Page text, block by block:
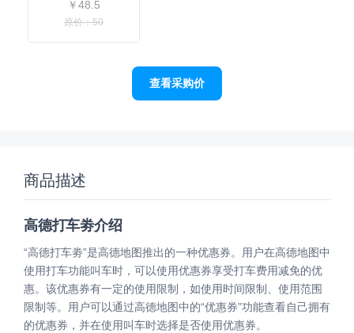
￥48.5
原价：50
查看采购价
商品描述
高德打车劵介绍
“高德打车劵”是高德地图推出的一种优惠券。用户在高德地图中
使用打车功能叫车时，可以使用优惠券享受打车费用减免的优
惠。该优惠券有一定的使用限制，如使用时间限制、使用范围
限制等。用户可以通过高德地图中的“优惠券”功能查看自己拥有
的优惠券，并在使用叫车时选择是否使用优惠券。